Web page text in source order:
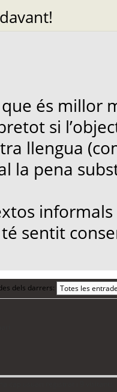
que és millor
si
llengua
la pena
sentit
dels darrers: